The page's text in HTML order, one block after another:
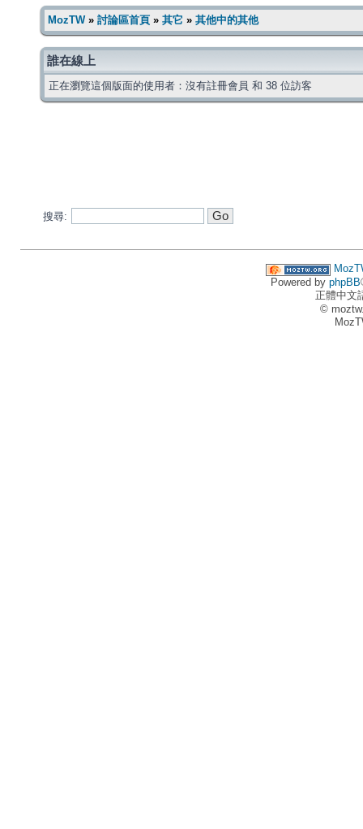
MozTW» 討論區首頁 » 其它 » 其他中的其他
誰在線上
正在瀏覽這個版面的使用者：沒有註冊會員 和 38 位訪客
搜尋:
Powered by phpBB
正體中文
©